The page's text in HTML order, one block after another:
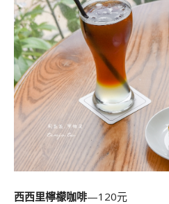
西西里檸檬咖啡—120元